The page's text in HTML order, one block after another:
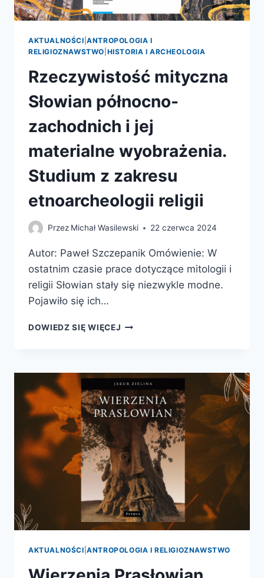
AKTUALNOŚCI |ANTROPOLOGIA I
RELIGIOZNAWSTWO HISTORIA I ARCHEOLOGIA
Rzeczywistość mityczna
Słowian północno-
zachodnich i jej
materialne wyobrażenia.
Studium z zakresu
etnoarcheologii religii
Przez Michał Wasilewski 22 czerwca 2024
Autor: Paweł Szczepanik Omówienie: W
ostatnim czasie prace dotyczące mitologii i
religii Słowian stały się niezwykle modne.
Pojawiło się ich…
DOWIEDZ SIĘ WIĘCEJ RZECZYWISTOŚĆ
ZACHODNICH
I
JEJ
MATERIALNE
WYOBRAŻENIA.
STUDIUM
Z
ZAKRESU
ETNOARCHEOLOGII
RELIGII
AKTUALNOŚCI |ANTROPOLOGIA I RELIGIOZNAWSTWO